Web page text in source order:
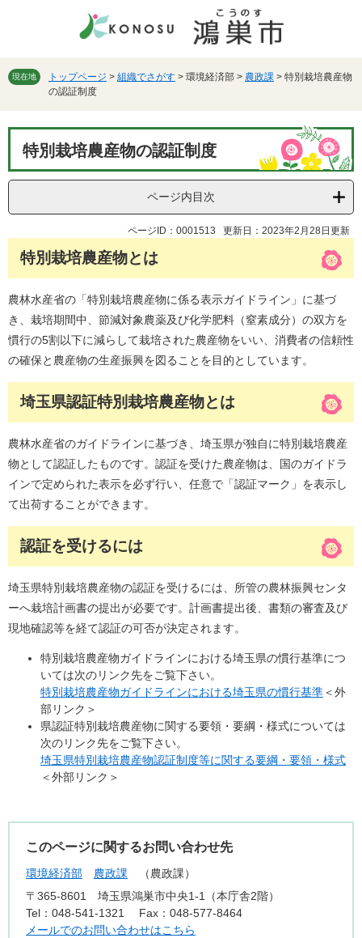
先
す。
を
し
文
現在地 トップページ > 組織でさがす > 環境経済部 > 農政課 > 特別栽培農産物
の認証制度
特別栽培農産物の認証制度
ページ内目次
ページID：0001513 更新日：2023年2月28日更新
特別栽培農産物とは
農林水産省の「特別栽培農産物に係る表示ガイドライン」に基づ
き、栽培期間中、節減対象農薬及び化学肥料（窒素成分）の双方を
慣行の5割以下に減らして栽培された農産物をいい、消費者の信頼性
の確保と農産物の生産振興を図ることを目的としています。
埼玉県認証特別栽培農産物とは
農林水産省のガイドラインに基づき、埼玉県が独自に特別栽培農産
物として認証したものです。認証を受けた農産物は、国のガイドラ
インで定められた表示を必ず行い、任意で「認証マーク」を表示し
て出荷することができます。
認証を受けるには
埼玉県特別栽培農産物の認証を受けるには、所管の農林振興センタ
ーへ栽培計画書の提出が必要です。計画書提出後、書類の審査及び
現地確認等を経て認証の可否が決定されます。
特別栽培農産物ガイドラインにおける埼玉県の慣行基準につ
いては次のリンク先をご覧下さい。
特別栽培農産物ガイドラインにおける埼玉県の慣行基準＜外
部リンク＞
県認証特別栽培農産物に関する要領・要綱・様式については
次のリンク先をご覧下さい。
埼玉県特別栽培農産物認証制度等に関する要綱・要領・様式
＜外部リンク＞
このページに関するお問い合わせ先
環境経済部 農政課
農政課
〒365-8601
埼玉県鴻巣市中央1-1（本庁舎2階）
Tel：048-541-1321
Fax：048-577-8464
メールでのお問い合わせはこちら